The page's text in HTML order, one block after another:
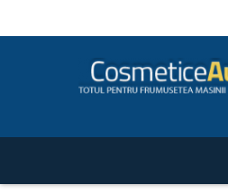
Categorii de Produse
Pistoale de vopsit profesionale